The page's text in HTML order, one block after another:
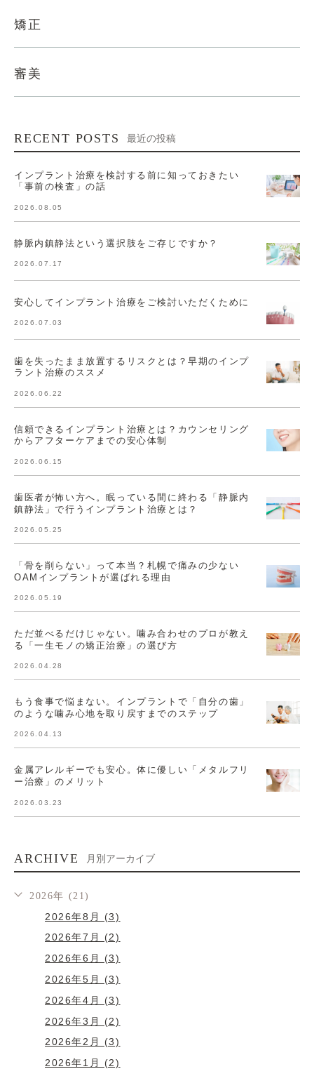
矯正
審美
RECENT POSTS 最近の投稿
インプラント治療を検討する前に知っておきたい
「事前の検査」の話
2026.08.05
静脈内鎮静法という選択肢をご存じですか？
2026.07.17
安心してインプラント治療をご検討いただくために
2026.07.03
歯を失ったまま放置するリスクとは？早期のインプ
ラント治療のススメ
2026.06.22
信頼できるインプラント治療とは？カウンセリング
からアフターケアまでの安心体制
2026.06.15
歯医者が怖い方へ。眠っている間に終わる「静脈内
鎮静法」で行うインプラント治療とは？
2026.05.25
「骨を削らない」って本当？札幌で痛みの少ない
OAMインプラントが選ばれる理由
2026.05.19
ただ並べるだけじゃない。噛み合わせのプロが教え
る「一生モノの矯正治療」の選び方
2026.04.28
もう食事で悩まない。インプラントで「自分の歯」
のような噛み心地を取り戻すまでのステップ
2026.04.13
金属アレルギーでも安心。体に優しい「メタルフリ
ー治療」のメリット
2026.03.23
ARCHIVE 月別アーカイブ
2026年 (21)
2026年8月 (3)
2026年7月 (2)
2026年6月 (3)
2026年5月 (3)
2026年4月 (3)
2026年3月 (2)
2026年2月 (3)
2026年1月 (2)